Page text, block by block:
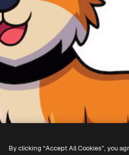
By clicking “Accept All Cookies”, you